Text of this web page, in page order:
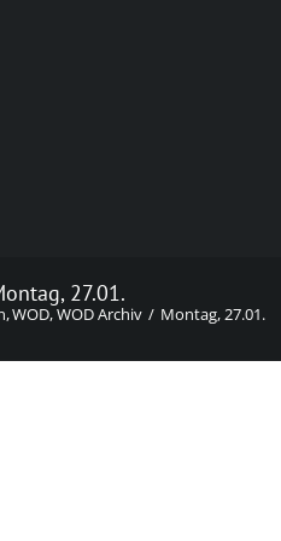
27.01.
WOD WOD Archiv Montag, 27.01.